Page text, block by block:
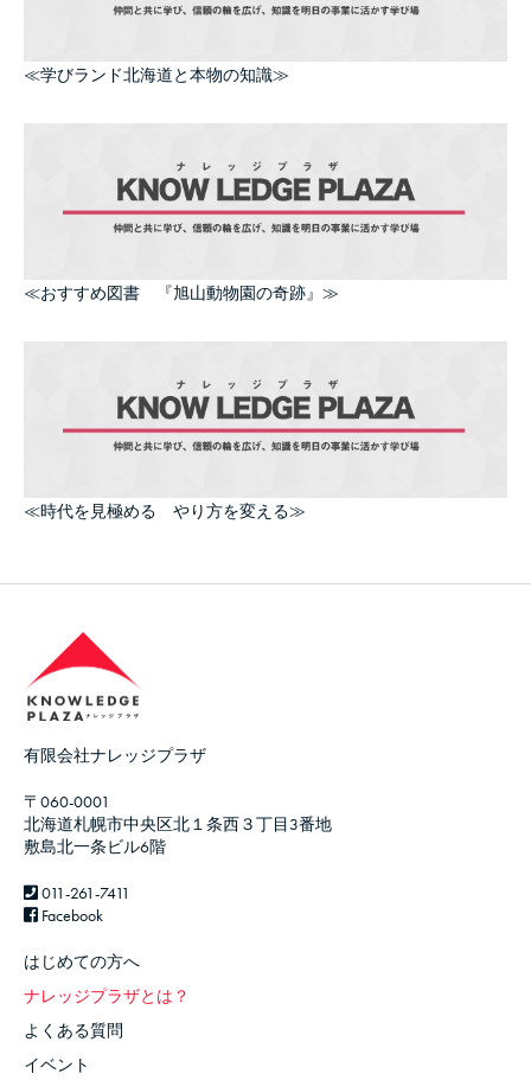
≪学びランド北海道と本物の知識≫
≪おすすめ図書 『旭山動物園の奇跡』≫
≪時代を見極める やり方を変える≫
有限会社ナレッジプラザ
〒060-0001
北海道札幌市中央区北１条西３丁目3番地
敷島北一条ビル6階
011-261-7411
Facebook
はじめての方へ
ナレッジプラザとは？
よくある質問
イベント